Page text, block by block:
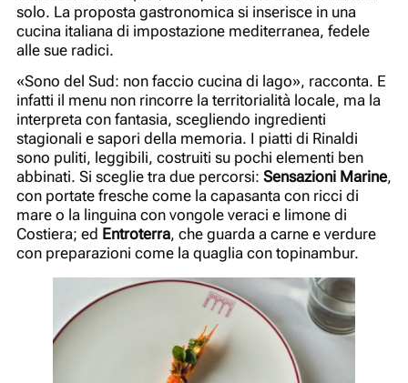
solo. La proposta gastronomica si inserisce in una
cucina italiana di impostazione mediterranea, fedele
alle sue radici.
«Sono del Sud: non faccio cucina di lago», racconta. E
infatti il menu non rincorre la territorialità locale, ma la
interpreta con fantasia, scegliendo ingredienti
stagionali e sapori della memoria. I piatti di Rinaldi
sono puliti, leggibili, costruiti su pochi elementi ben
abbinati. Si sceglie tra due percorsi: Sensazioni Marine,
con portate fresche come la capasanta con ricci di
mare o la linguina con vongole veraci e limone di
Costiera; ed Entroterra, che guarda a carne e verdure
con preparazioni come la quaglia con topinambur.